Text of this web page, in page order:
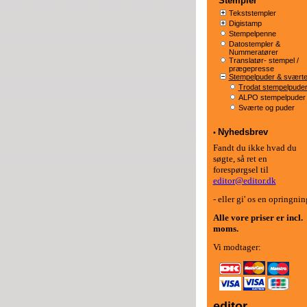
Tekststempler
Digistamp
Stempelpenne
Datostempler &
Nummeratører
Translatør- stempel /
prægepresse
Stempelpuder & sværte
Trodat stempelpuder
ALPO stempelpuder
Sværte og puder
• Nyhedsbrev
Fandt du ikke hvad du
søgte, så ret en
forespørgsel til
editor@editor.dk
- eller gi' os en
Alle vore priser er incl.
moms.
Vi modtager: